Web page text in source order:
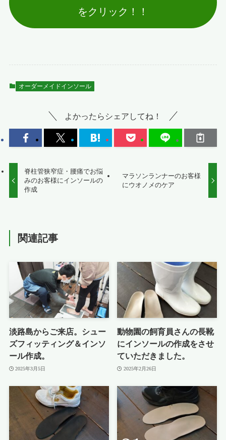
をクリック！！
オーダーメイドインソール
よかったらシェアしてね！
脊柱管狭窄症・腰痛でお悩
みのお客様にインソールの
作成
マラソンランナーのお客様
にウオノメのケア
関連記事
淡路島からご来店。シュー
ズフィッティング＆インソ
ール作成。
2025年3月5日
動物園の飼育員さんの長靴
にインソールの作成をさせ
ていただきました。
2025年2月26日